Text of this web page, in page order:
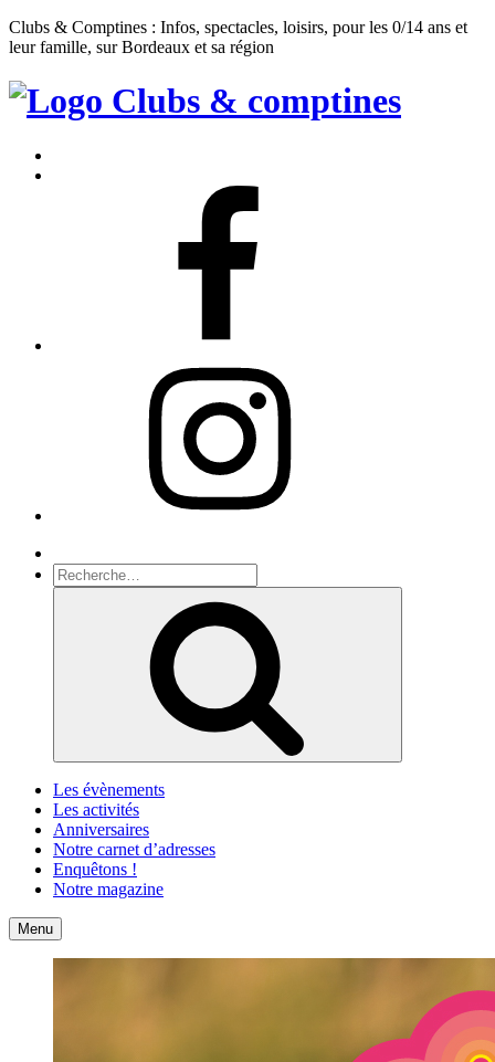
Clubs & Comptines : Infos, spectacles, loisirs, pour les 0/14 ans et
leur famille, sur Bordeaux et sa région
Clubs
Comptines
Recherche
pour
Les évènements
Les activités
Anniversaires
Notre carnet d’adresses
Enquêtons !
Notre magazine
Accueil
Menu Contact